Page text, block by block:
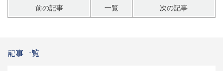
前の記事 一覧 次の記事
記事一覧